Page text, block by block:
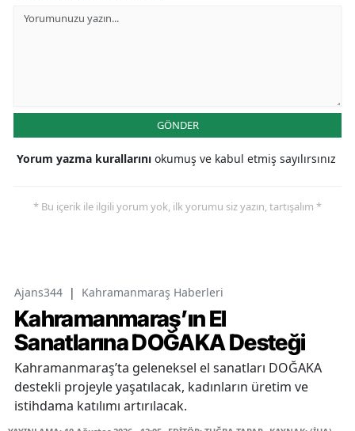
GÖNDER
Yorum yazma kurallarını okumuş ve kabul etmiş sayılırsınız
* Bu içerik ile ilgili yorum yok, ilk yorumu siz yazın, tartışalım *
Ajans344 | Kahramanmaraş Haberleri
Kahramanmaraş’ın El
Sanatlarına DOĞAKA Desteği
Kahramanmaraş’ta geleneksel el sanatları DOĞAKA
destekli projeyle yaşatılacak, kadınların üretim ve
istihdama katılımı artırılacak.